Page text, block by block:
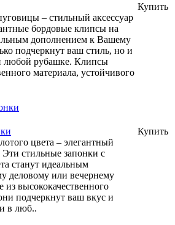
– стильный аксессуар
бордовые клипсы на
дополнением к Вашему
подчеркнут ваш стиль, но и
любой рубашке. Клипсы
материала, устойчивого
Купить
цвета – элегантный
стильные запонки с
станут идеальным
деловому или вечернему
из высококачественного
подчеркнут ваш вкус и
в люб..
Купить